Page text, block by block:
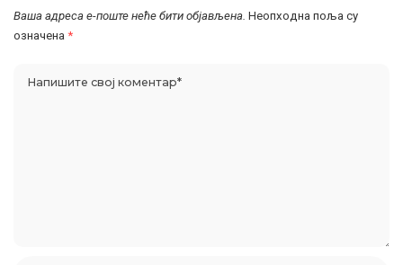
Ваша адреса е-поште неће бити објављена. Неопходна поља су
означена *